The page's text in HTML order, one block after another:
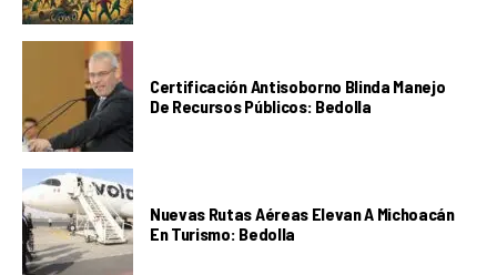
Certificación Antisoborno Blinda Manejo
De Recursos Públicos: Bedolla
Nuevas Rutas Aéreas Elevan A Michoacán
En Turismo: Bedolla